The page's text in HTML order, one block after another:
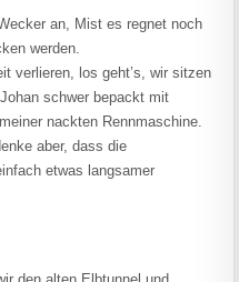
an, Mist es regnet noch
werden.
verlieren, los geht’s, wir sitzen
schwer bepackt mit
nackten Rennmaschine.
aber, dass die
etwas langsamer